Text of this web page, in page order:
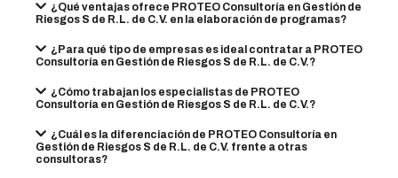
¿Qué ventajas ofrece PROTEO Consultoría en Gestión de
Riesgos S de R.L. de C.V. en la elaboración de programas?
¿Para qué tipo de empresas es ideal contratar a PROTEO
Consultoría en Gestión de Riesgos S de R.L. de C.V.?
¿Cómo trabajan los especialistas de PROTEO
Consultoría en Gestión de Riesgos S de R.L. de C.V.?
¿Cuál es la diferenciación de PROTEO Consultoría en
Gestión de Riesgos S de R.L. de C.V. frente a otras
consultoras?